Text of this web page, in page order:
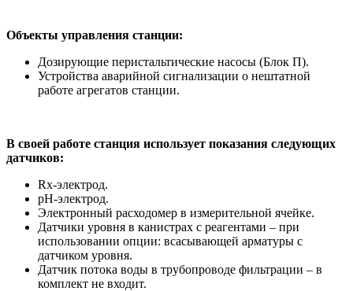
Объекты управления станции:
Дозирующие перистальтические насосы (Блок П).
Устройства аварийной сигнализации о нештатной
работе агрегатов станции.
В своей работе станция использует показания следующих
датчиков:
Rx-электрод.
рН-электрод.
Электронный расходомер в измерительной ячейке.
Датчики уровня в канистрах с реагентами – при
использовании опции: всасывающей арматуры с
датчиком уровня.
Датчик потока воды в трубопроводе фильтрации – в
комплект не входит.